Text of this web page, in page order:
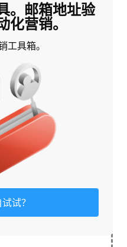
。邮箱地址验
化营销。
工具箱。
试？